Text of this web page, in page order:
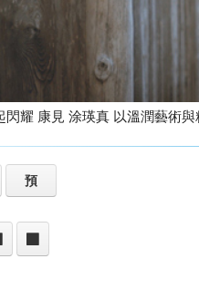
在陰影裡點燈，讓希望與
預